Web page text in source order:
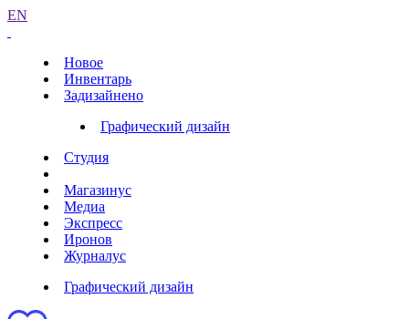
EN
Новое
Инвентарь
Задизайнено
Графический дизайн
Студия
Магазинус
Медиа
Экспресс
Иронов
Журналус
Графический дизайн